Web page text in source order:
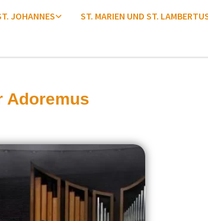
JOHANNES ST. MARIEN UND ST.
Adoremus